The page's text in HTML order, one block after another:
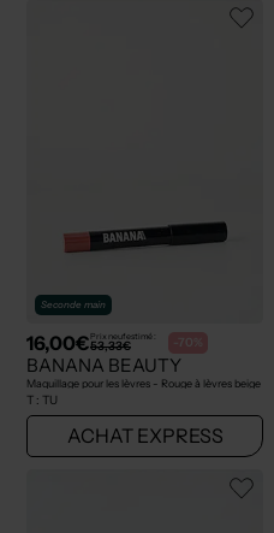
Seconde main
16,00€Prix neuf estimé :
53,33€ -70%
BANANA BEAUTY
Maquillage pour les lèvres - Rouge à lèvres beige
T : TU
ACHAT EXPRESS